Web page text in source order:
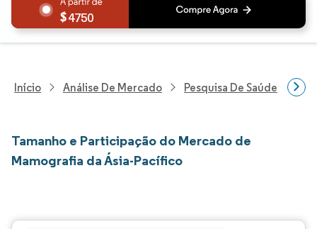
4750
Início Análise De Mercado Pesquisa De Saúde
Tamanho e Participação do Mercado de
Mamografia da Ásia-Pacífico